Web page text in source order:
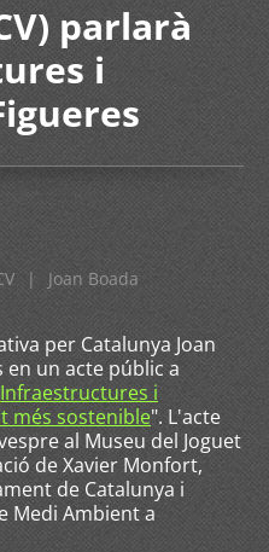
parlarà
i
| Joan Boada
per Catalunya Joan
un acte públic a
Infraestructures i
més sostenible". L'acte
al Museu del Joguet
de Xavier Monfort,
de Catalunya i
Medi Ambient a